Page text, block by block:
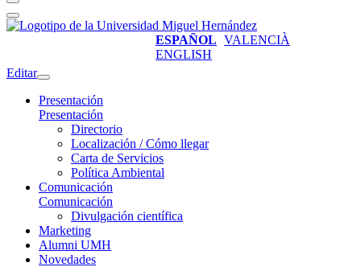
ESPAÑOL VALENCIÀ
ENGLISH
Editar
Presentación
Presentación
Directorio
Localización / Cómo llegar
Carta de Servicios
Política Ambiental
Comunicación
Comunicación
Divulgación científica
Marketing
Alumni UMH
Novedades